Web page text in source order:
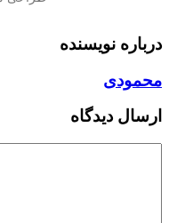
درباره نویسنده
محمودی
ارسال دیدگاه